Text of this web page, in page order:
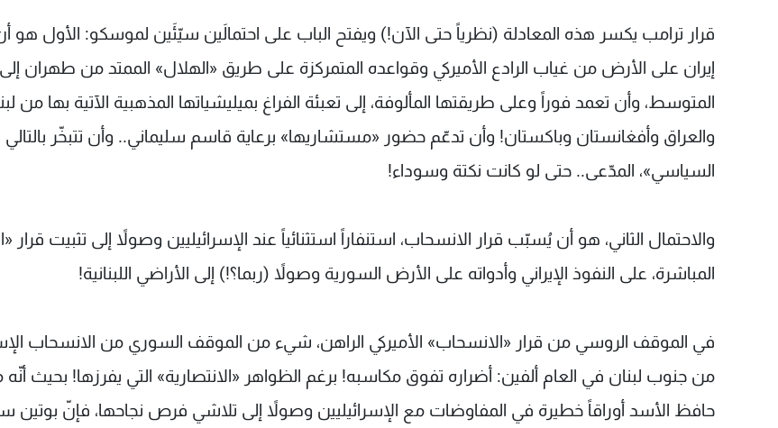
قرار ترامب يكسر هذه المعادلة (نظرياً حتى الآن!) ويفتح الباب على احتمالَين سيّئَين لموسكو: الأول هو
إيران على الأرض من غياب الرادع الأميركي وقواعده المتمركزة على طريق «الهلال» الممتد من طهران
المتوسط، وأن تعمد فوراً وعلى طريقتها المألوفة، إلى تعبئة الفراغ بميليشياتها المذهبية الآتية بها من
والعراق وأفغانستان وباكستان! وأن تدعّم حضور «مستشاريها» برعاية قاسم سليماني.. وأن تتبخّر بالتالي
السياسي»، المدّعى.. حتى لو كانت نكتة وسوداء!
والاحتمال الثاني، هو أن يُسبّب قرار الانسحاب، استنفاراً استثنائياً عند الإسرائيليين وصولاً إلى تثبيت قرار
المباشرة، على النفوذ الإيراني وأدواته على الأرض السورية وصولاً (ربما؟!) إلى الأراضي اللبنانية!
في الموقف الروسي من قرار «الانسحاب» الأميركي الراهن، شيء من الموقف السوري من الانسحاب
من جنوب لبنان في العام ألفين: أضراره تفوق مكاسبه! برغم الظواهر «الانتصارية» التي يفرزها! بحيث أنّه
حافظ الأسد أوراقاً خطيرة في المفاوضات مع الإسرائيليين وصولاً إلى تلاشي فرص نجاحها، فإنّ بوتين